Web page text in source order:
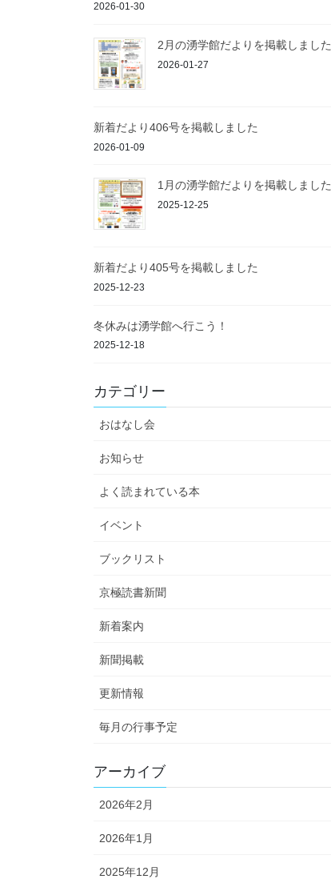
2026-01-30
2月の湧学館だよりを掲載しました
2026-01-27
新着だより406号を掲載しました
2026-01-09
1月の湧学館だよりを掲載しました
2025-12-25
新着だより405号を掲載しました
2025-12-23
冬休みは湧学館へ行こう！
2025-12-18
カテゴリー
おはなし会
お知らせ
よく読まれている本
イベント
ブックリスト
京極読書新聞
新着案内
新聞掲載
更新情報
毎月の行事予定
アーカイブ
2026年2月
2026年1月
2025年12月